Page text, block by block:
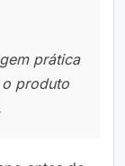
prática
produto